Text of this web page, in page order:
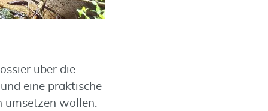
über die
eine praktische
umsetzen wollen.